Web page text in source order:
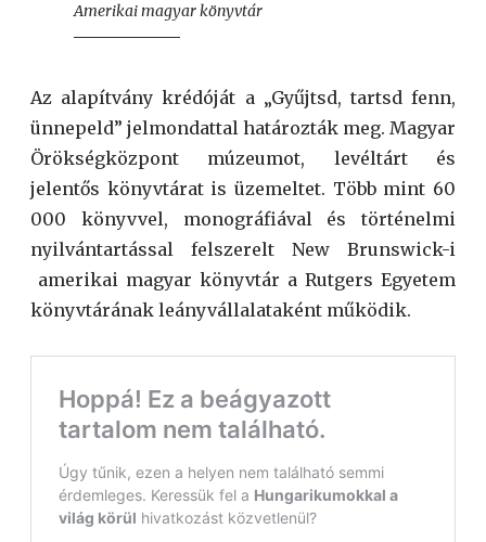
Amerikai magyar könyvtár
Az alapítvány krédóját a „Gyűjtsd, tartsd fenn,
ünnepeld” jelmondattal határozták meg. Magyar
Örökségközpont múzeumot, levéltárt és
jelentős könyvtárat is üzemeltet. Több mint 60
000 könyvvel, monográfiával és történelmi
nyilvántartással felszerelt New Brunswick-i
amerikai magyar könyvtár a Rutgers Egyetem
könyvtárának leányvállalataként működik.